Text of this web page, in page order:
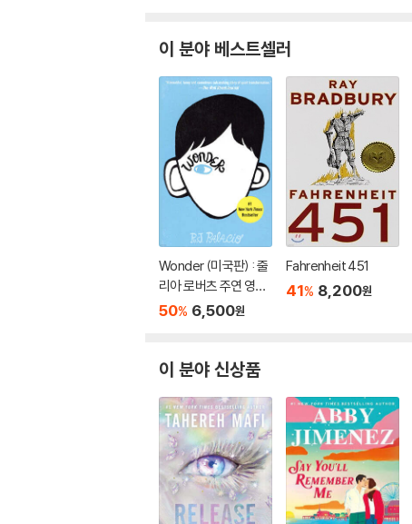
이 분야 베스트셀러
Wonder (미국판) : 줄
리아 로버츠 주연 영화
'원더' 원작 소설
50% 6,500원
Fahrenheit 451
41% 8,200원
이 분야 신상품